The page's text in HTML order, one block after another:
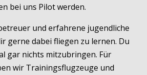
bei uns Pilot werden.
und erfahrene jugendliche
gerne dabei fliegen zu lernen. Du
gar nichts mitzubringen. Für
wir Trainingsflugzeuge und